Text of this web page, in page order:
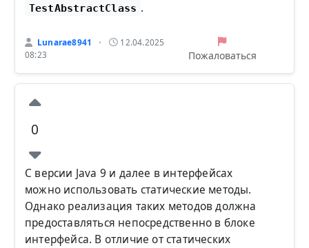
TestAbstractClass .
Lunarae8941 •
12.04.2025
08:23
Пожаловаться
0
С версии Java 9 и далее в интерфейсах
можно использовать статические методы.
Однако реализация таких методов должна
предоставляться непосредственно в блоке
интерфейса. В отличие от статических